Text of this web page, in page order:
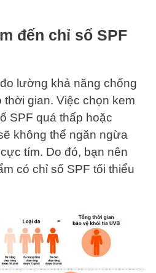
đến chỉ số SPF
lường khả năng chống
thời gian. Việc chọn kem
SPF quá thấp hoặc
không thể ngăn ngừa
tím. Do đó, bạn nên
có chỉ số SPF tối thiểu